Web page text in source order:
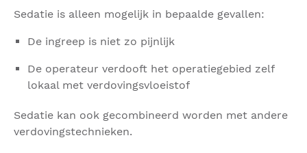
Sedatie is alleen mogelijk in bepaalde gevallen:
De ingreep is niet zo pijnlijk
De operateur verdooft het operatiegebied zelf
lokaal met verdovingsvloeistof
Sedatie kan ook gecombineerd worden met andere
verdovingstechnieken.